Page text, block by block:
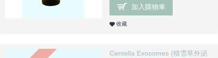
加入購物車
收藏
Centella Exosomes (積雪草外泌